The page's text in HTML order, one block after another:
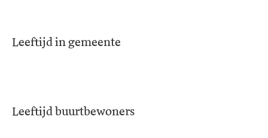
Leeftijd in gemeente
Leeftijd buurtbewoners